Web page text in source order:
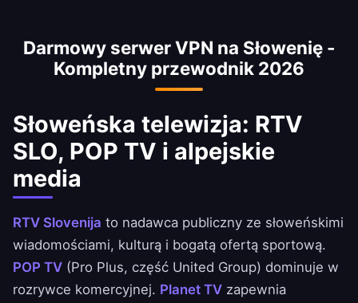
To jedna z cichszych, bardziej szanujących
prywatność jurysdykcji UE.
Darmowy serwer VPN na Słowenię -
Kompletny przewodnik 2026
Słoweńska telewizja: RTV
SLO, POP TV i alpejskie
media
RTV Slovenija to nadawca publiczny ze słoweńskimi
wiadomościami, kulturą i bogatą ofertą sportową.
POP TV (Pro Plus, część United Group) dominuje w
rozrywce komercyjnej. Planet TV zapewnia